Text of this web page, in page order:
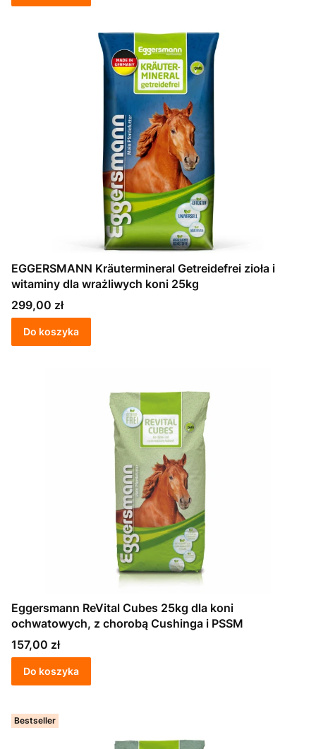
EGGERSMANN Kräutermineral Getreidefrei zioła i
witaminy dla wrażliwych koni 25kg
Cena
299,00 zł
Do koszyka
Eggersmann ReVital Cubes 25kg dla koni
ochwatowych, z chorobą Cushinga i PSSM
Cena
157,00 zł
Do koszyka
Bestseller